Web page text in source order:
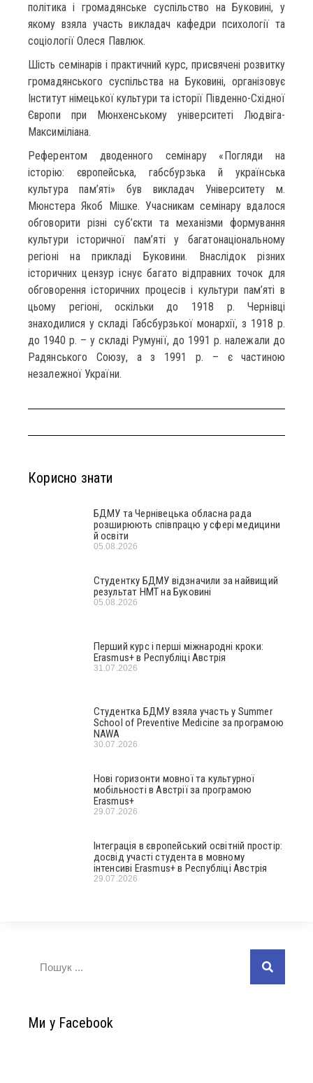
політика і громадянське суспільство на Буковині, у
якому взяла участь викладач кафедри психології та
соціології Олеся Павлюк.
Шість семінарів і практичний курс, присвячені розвитку
громадянського суспільства на Буковині, організовує
Інститут німецької культури та історії Південно-Східної
Європи при Мюнхенському університеті Людвіга-
Максиміліана.
Референтом дводенного семінару «Погляди на
історію: європейська, габсбурзька й українська
культура пам’яті» був викладач Університету м.
Мюнстера Якоб Мішке. Учасникам семінару вдалося
обговорити різні суб’єкти та механізми формування
культури історичної пам’яті у багатонаціональному
регіоні на прикладі Буковини. Внаслідок різних
історичних цензур існує багато відправних точок для
обговорення історичних процесів і культури пам’яті в
цьому регіоні, оскільки до 1918 р. Чернівці
знаходилися у складі Габсбурзької монархії, з 1918 р.
до 1940 р. – у складі Румунії, до 1991 р. належали до
Радянського Союзу, а з 1991 р. – є частиною
незалежної України.
Корисно знати
БДМУ та Чернівецька обласна рада
розширюють співпрацю у сфері медицини
й освіти
05.08.2026
Студентку БДМУ відзначили за найвищий
результат НМТ на Буковині
05.08.2026
Перший курс і перші міжнародні кроки:
Erasmus+ в Республіці Австрія
31.07.2026
Студентка БДМУ взяла участь у Summer
School of Preventive Medicine за програмою
NAWA
30.07.2026
Нові горизонти мовної та культурної
мобільності в Австрії за програмою
Erasmus+
29.07.2026
Інтеграція в європейський освітній простір:
досвід участі студента в мовному
інтенсиві Erasmus+ в Республіці Австрія
29.07.2026
Ми у Facebook